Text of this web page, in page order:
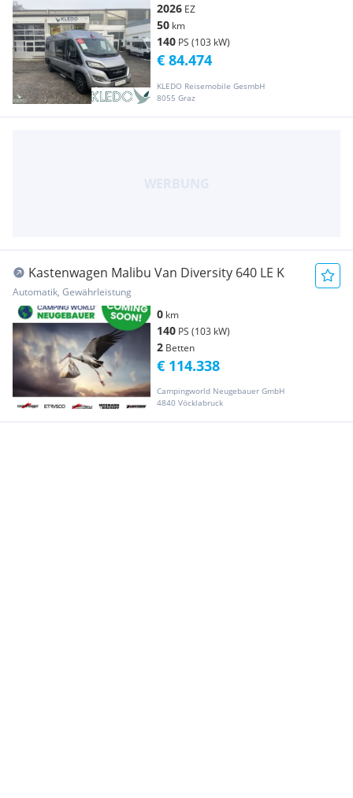
2026 EZ
50 km
140 PS (103 kW)
KLEDO Reisemobile GesmbH
8055 Graz
€ 84.474
Kastenwagen Malibu Van Diversity 640 LE K
Automatik, Gewährleistung
0 km
140 PS (103 kW)
2 Betten
Campingworld Neugebauer GmbH
4840 Vöcklabruck
€ 114.338